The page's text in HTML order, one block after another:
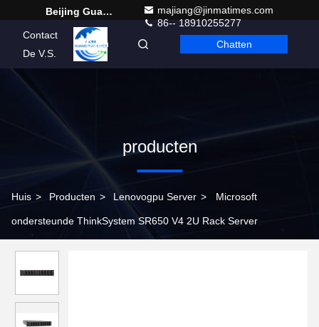
Beijing Guangtian Runze Technology Co., Ltd.
majiang@jinmatimes.com
86-- 18910255277
Contact
De V.S.
Dutch Chatten
producten
Huis > Producten > Lenovogpu Server > Microsoft
ondersteunde ThinkSystem SR650 V4 2U Rack Server